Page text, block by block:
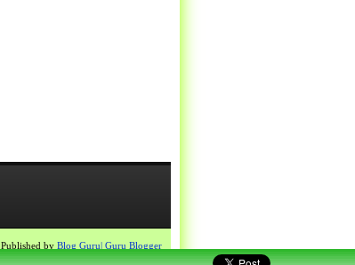
Published by Blog Guru| Guru Blogger
Proudly powered byBlogger